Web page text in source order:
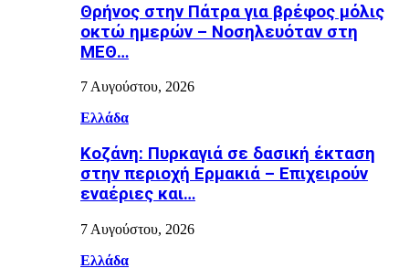
Θρήνος στην Πάτρα για βρέφος μόλις
οκτώ ημερών – Νοσηλευόταν στη
ΜΕΘ…
7 Αυγούστου, 2026
Ελλάδα
Κοζάνη: Πυρκαγιά σε δασική έκταση
στην περιοχή Ερμακιά – Επιχειρούν
εναέριες και…
7 Αυγούστου, 2026
Ελλάδα